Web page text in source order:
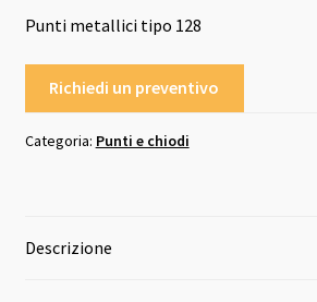
Punti metallici tipo 128
Richiedi un preventivo
Categoria: Punti e chiodi
Descrizione